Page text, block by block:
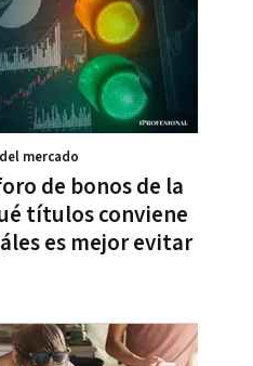
de bonos de la
títulos conviene
es mejor evitar
mercado